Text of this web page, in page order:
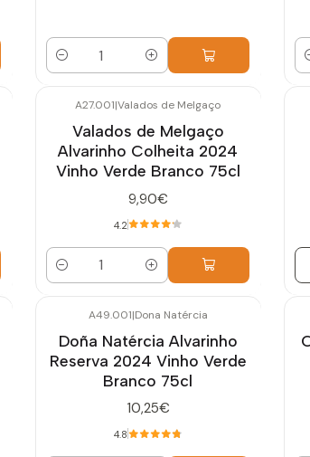
Cantidad
A27.001|Valados de Melgaço
Valados de Melgaço
Alvarinho Colheita 2024
Vinho Verde Branco 75cl
9,90€
4.2
Cantidad
A49.001|Dona Natércia
Doña Natércia Alvarinho
Reserva 2024 Vinho Verde
Branco 75cl
10,25€
4.8